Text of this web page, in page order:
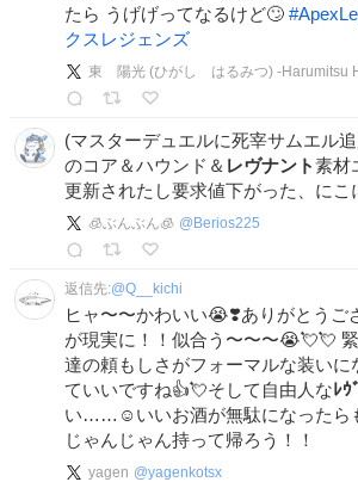
たら うげげってなるけど🙄 #
クスレジェンズ
(マスターデュエルに死宰サムエル
のコア＆ハウンド＆ レヴナント素材
更新されたし要求値下がった、にこ
🧊ぶんぶん🧊 @ Berios225
返信先:@Q__kichi
ヒャ〜〜かわいい😭❣️ありがとうご
が現実に！！似合う〜〜〜😭💘💘
達の頼もしさがフォーマルな装いに
ていいですね👍💘そして自由人なﾚｳ
い……☺️いいお酒が無駄になったら
じゃんじゃん持って帰ろう！！
yagen @yagenkotsx